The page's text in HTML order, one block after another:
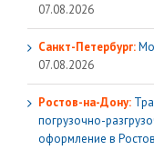
07.08.2026
Санкт-Петербург:
07.08.2026
Ростов-на-Дону:
погрузочно-
оформление в